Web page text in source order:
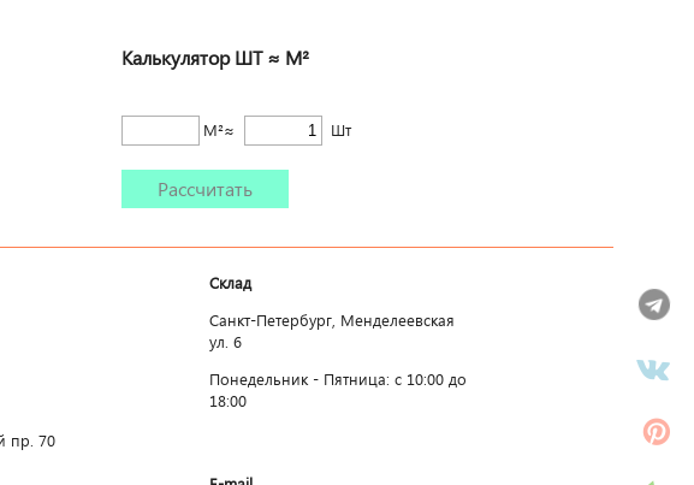
Калькулятор ШТ ≈ М²
М²≈ Шт
Рассчитать
пр. 70
Склад
Санкт-Петербург, Менделеевская
ул. 6
Понедельник - Пятница: c 10:00 до
18:00